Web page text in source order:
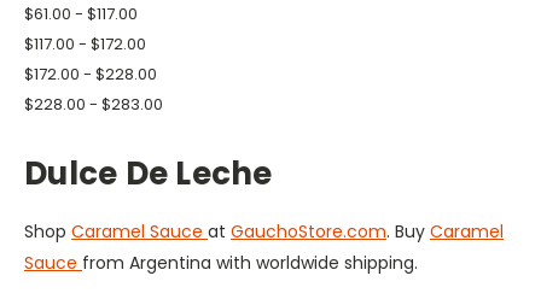
$61.00 - $117.00
$117.00 - $172.00
$172.00 - $228.00
$228.00 - $283.00
Dulce De Leche
Shop Caramel Sauce at GauchoStore.com. Buy Caramel
Sauce from Argentina with worldwide shipping.